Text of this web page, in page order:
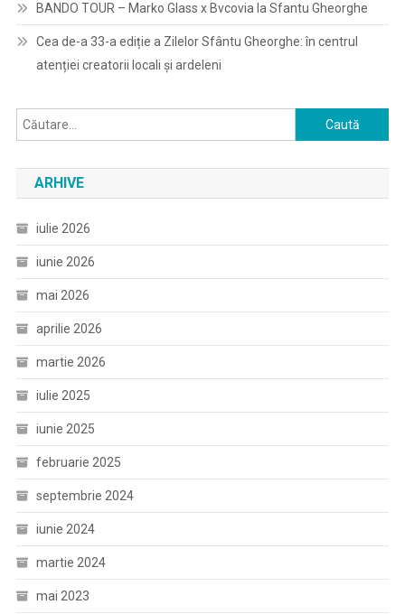
BANDO TOUR – Marko Glass x Bvcovia la Sfantu Gheorghe
Cea de-a 33-a ediție a Zilelor Sfântu Gheorghe: în centrul
atenției creatorii locali și ardeleni
Caută
după:
ARHIVE
iulie 2026
iunie 2026
mai 2026
aprilie 2026
martie 2026
iulie 2025
iunie 2025
februarie 2025
septembrie 2024
iunie 2024
martie 2024
mai 2023